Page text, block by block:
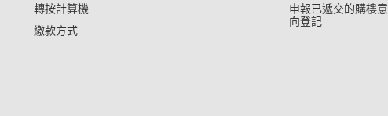
轉按計算機
繳款方式
申報已遞交的購樓意
向登記